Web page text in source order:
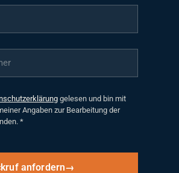
gelesen und bin mit
Angaben zur Bearbeitung der
*
anfordern